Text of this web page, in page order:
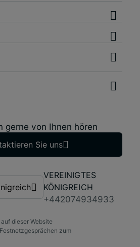
gerne von Ihnen hören
Sie uns
VEREINIGTES
KÖNIGREICH
+442074934933
dieser Website
zum